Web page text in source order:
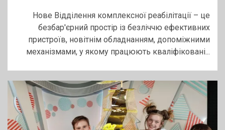
Нове Відділення комплексної реабілітації – це
безбар'єрний простір із безліччю ефективних
пристроїв, новітнім обладнанням, допоміжними
механізмами, у якому працюють кваліфіковані...